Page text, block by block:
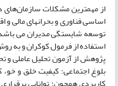
از مهمترین مشکلات
اساسی فناوری و بحرانهای مالی
استفاده از فرمول کوکران و به
بلوغ اجتماعی؛ کیفیت خلق و